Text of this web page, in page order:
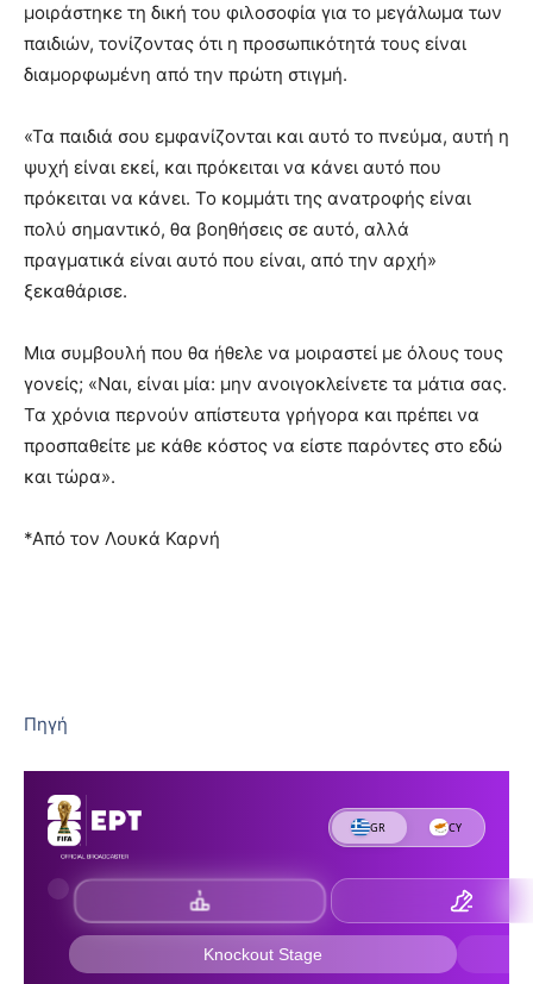
μοιράστηκε τη δική του φιλοσοφία για το μεγάλωμα των
παιδιών, τονίζοντας ότι η προσωπικότητά τους είναι
διαμορφωμένη από την πρώτη στιγμή.
«Τα παιδιά σου εμφανίζονται και αυτό το πνεύμα, αυτή η
ψυχή είναι εκεί, και πρόκειται να κάνει αυτό που
πρόκειται να κάνει. Το κομμάτι της ανατροφής είναι
πολύ σημαντικό, θα βοηθήσεις σε αυτό, αλλά
πραγματικά είναι αυτό που είναι, από την αρχή»
ξεκαθάρισε.
Μια συμβουλή που θα ήθελε να μοιραστεί με όλους τους
γονείς; «Ναι, είναι μία: μην ανοιγοκλείνετε τα μάτια σας.
Τα χρόνια περνούν απίστευτα γρήγορα και πρέπει να
προσπαθείτε με κάθε κόστος να είστε παρόντες στο εδώ
και τώρα».
*Από τον Λουκά Καρνή
Πηγή